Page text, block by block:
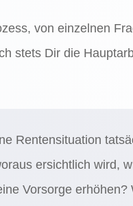
von einzelnen
stets Dir die
Rentensituation
ersichtlich wird,
Vorsorge